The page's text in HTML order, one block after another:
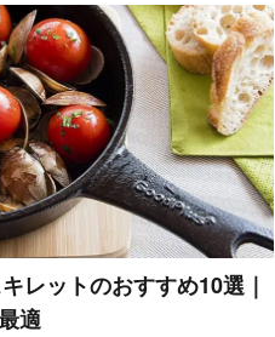
レットのおすすめ10選｜
適